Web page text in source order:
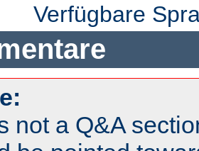
Verfügbare
not a Q&A